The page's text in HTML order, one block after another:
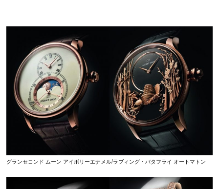
グランセコンド ムーン アイボリーエナメル/ラブィング・バタフライ オートマトン